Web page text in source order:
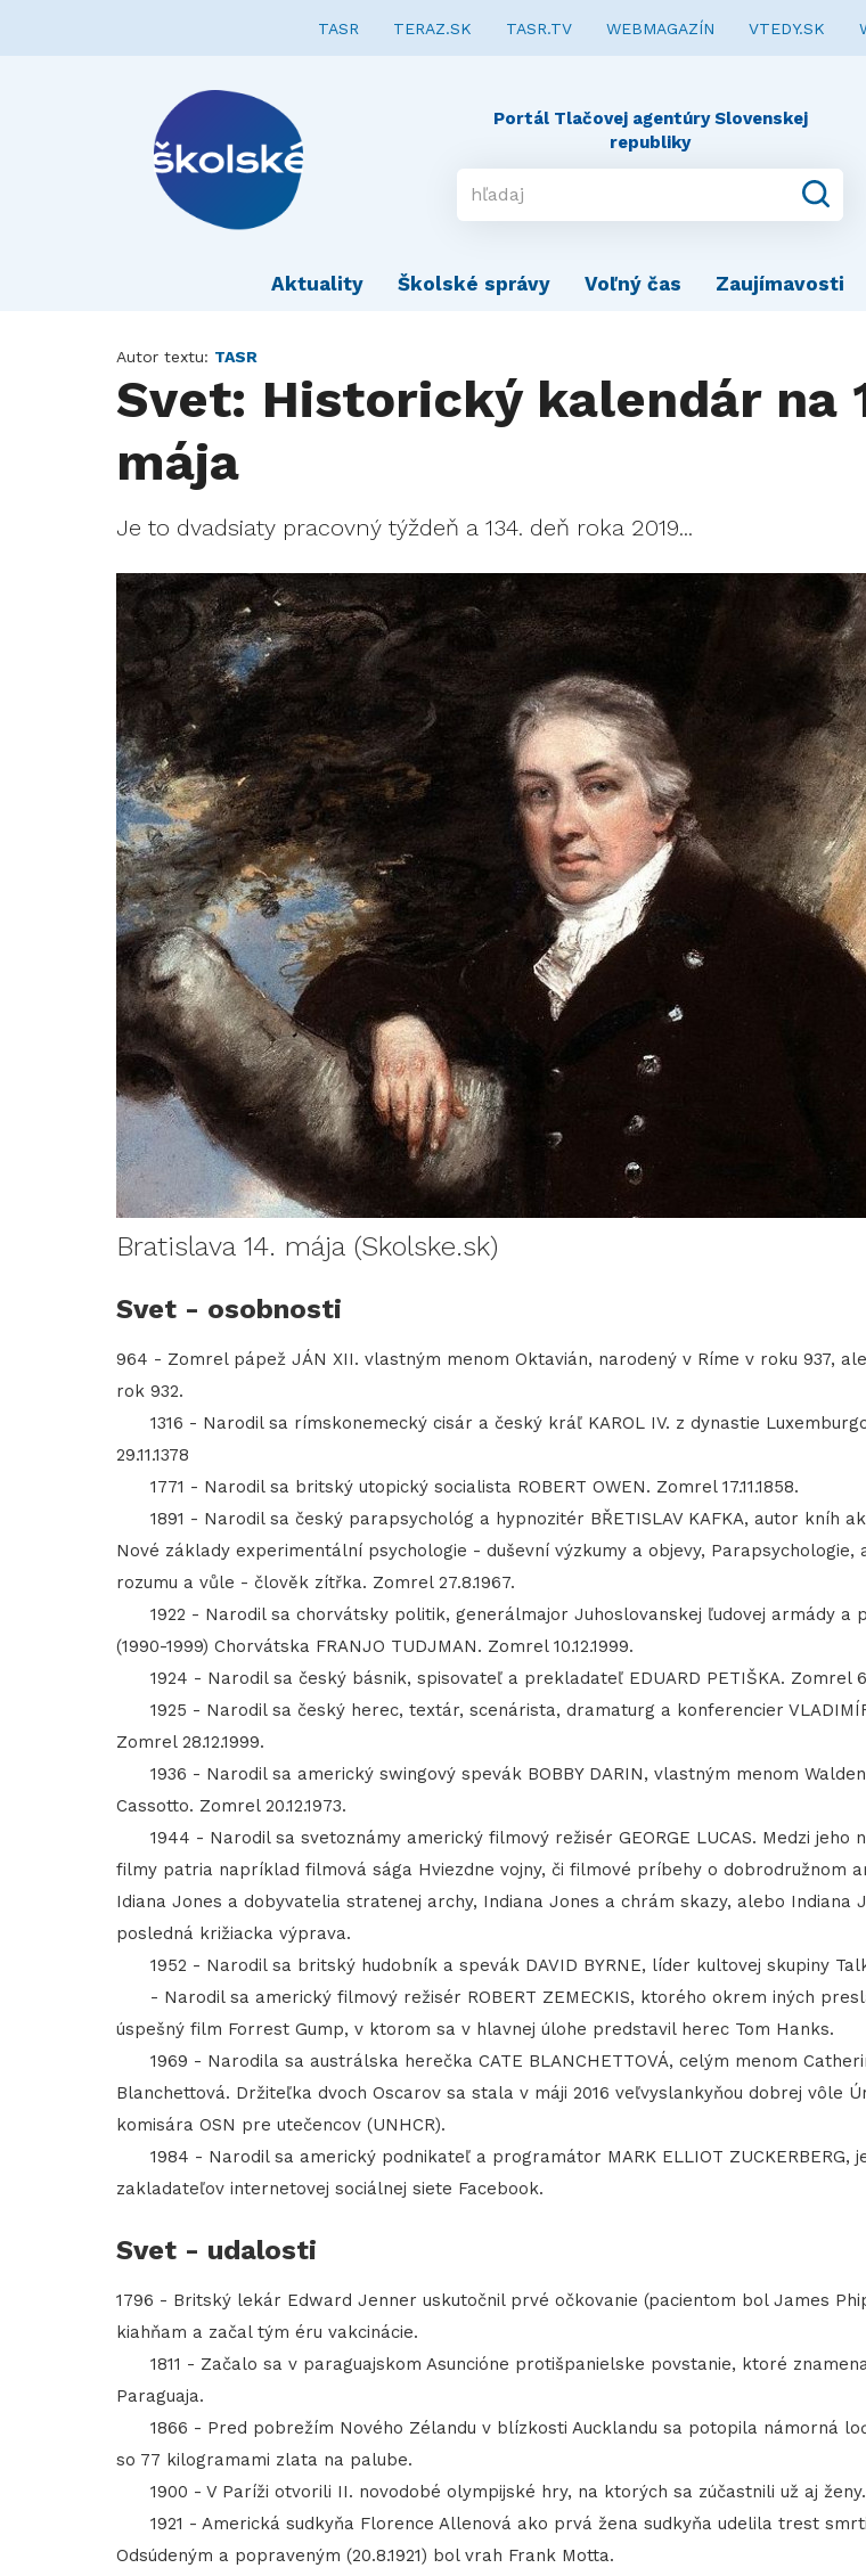
TASR TERAZ.SK TASR.TV WEBMAGAZÍN VTEDY.SK
Portál Tlačovej agentúry Slovenskej
republiky
Aktuality Školské správy Voľný čas Zaujímavosti
Autor textu: TASR
Svet: Historický kalendár na
mája
Je to dvadsiaty pracovný týždeň a 134. deň roka 2019...
Bratislava 14. mája (Skolske.sk)
Svet - osobnosti
964 - Zomrel pápež JÁN XII. vlastným menom Oktavián, narodený v Ríme v roku 937,
rok 932.
1316 - Narodil sa rímskonemecký cisár a český kráľ KAROL IV. z dynastie
29.11.1378
1771 - Narodil sa britský utopický socialista ROBERT OWEN. Zomrel 17.11.1858.
1891 - Narodil sa český parapsychológ a hypnozitér BŘETISLAV KAFKA, autor kníh
Nové základy experimentální psychologie - duševní výzkumy a objevy, Parapsychologie,
rozumu a vůle - člověk zítřka. Zomrel 27.8.1967.
1922 - Narodil sa chorvátsky politik, generálmajor Juhoslovanskej ľudovej armády a
(1990-1999) Chorvátska FRANJO TUDJMAN. Zomrel 10.12.1999.
1924 - Narodil sa český básnik, spisovateľ a prekladateľ EDUARD PETIŠKA. Zomrel
1925 - Narodil sa český herec, textár, scenárista, dramaturg a konferencier VLADIMÍR
Zomrel 28.12.1999.
1936 - Narodil sa americký swingový spevák BOBBY DARIN, vlastným menom
Cassotto. Zomrel 20.12.1973.
1944 - Narodil sa svetoznámy americký filmový režisér GEORGE LUCAS. Medzi jeho
filmy patria napríklad filmová sága Hviezdne vojny, či filmové príbehy o dobrodružnom
Idiana Jones a dobyvatelia stratenej archy, Indiana Jones a chrám skazy, alebo Indiana
posledná križiacka výprava.
1952 - Narodil sa britský hudobník a spevák DAVID BYRNE, líder kultovej skupiny
- Narodil sa americký filmový režisér ROBERT ZEMECKIS, ktorého okrem iných
úspešný film Forrest Gump, v ktorom sa v hlavnej úlohe predstavil herec Tom Hanks.
1969 - Narodila sa austrálska herečka CATE BLANCHETTOVÁ, celým menom
Blanchettová. Držiteľka dvoch Oscarov sa stala v máji 2016 veľvyslankyňou dobrej vôle
komisára OSN pre utečencov (UNHCR).
1984 - Narodil sa americký podnikateľ a programátor MARK ELLIOT ZUCKERBERG,
zakladateľov internetovej sociálnej siete Facebook.
Svet - udalosti
1796 - Britský lekár Edward Jenner uskutočnil prvé očkovanie (pacientom bol James
kiahňam a začal tým éru vakcinácie.
1811 - Začalo sa v paraguajskom Asuncióne protišpanielske povstanie, ktoré
Paraguaja.
1866 - Pred pobrežím Nového Zélandu v blízkosti Aucklandu sa potopila námorná
so 77 kilogramami zlata na palube.
1900 - V Paríži otvorili II. novodobé olympijské hry, na ktorých sa zúčastnili už aj ženy.
1921 - Americká sudkyňa Florence Allenová ako prvá žena sudkyňa udelila trest
Odsúdeným a popraveným (20.8.1921) bol vrah Frank Motta.